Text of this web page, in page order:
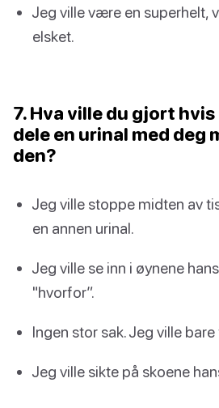
Jeg ville være en
elsket.
7. Hva ville du gjort
dele en urinal med deg
den?
Jeg ville stoppe midten av
en annen urinal.
Jeg ville se inn i øynene
"hvorfor”.
Ingen stor sak. Jeg ville
Jeg ville sikte på skoene